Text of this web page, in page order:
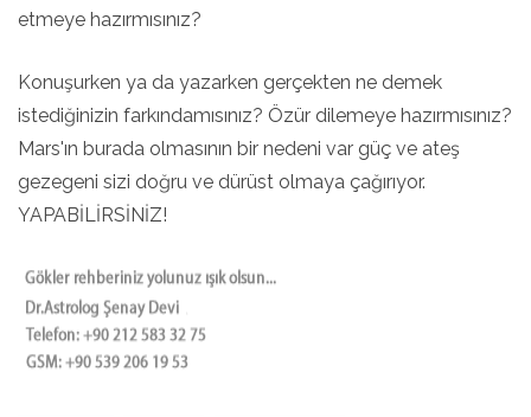
etmeye hazırmısınız?
Konuşurken ya da yazarken gerçekten ne demek
istediğinizin farkındamısınız? Özür dilemeye hazırmısınız?
Mars'ın burada olmasının bir nedeni var güç ve ateş
gezegeni sizi doğru ve dürüst olmaya çağırıyor.
YAPABİLİRSİNİZ!